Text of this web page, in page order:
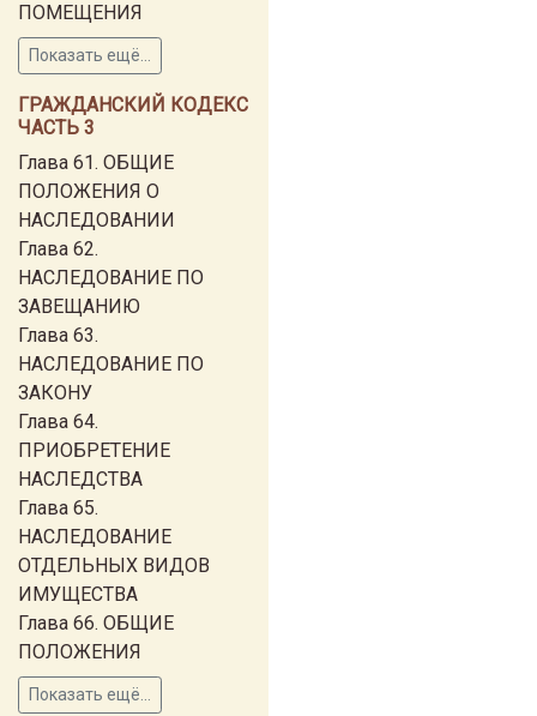
ПОМЕЩЕНИЯ
Показать ещё...
ГРАЖДАНСКИЙ КОДЕКС
ЧАСТЬ 3
Глава 61. ОБЩИЕ
ПОЛОЖЕНИЯ О
НАСЛЕДОВАНИИ
Глава 62.
НАСЛЕДОВАНИЕ ПО
ЗАВЕЩАНИЮ
Глава 63.
НАСЛЕДОВАНИЕ ПО
ЗАКОНУ
Глава 64.
ПРИОБРЕТЕНИЕ
НАСЛЕДСТВА
Глава 65.
НАСЛЕДОВАНИЕ
ОТДЕЛЬНЫХ ВИДОВ
ИМУЩЕСТВА
Глава 66. ОБЩИЕ
ПОЛОЖЕНИЯ
Показать ещё...